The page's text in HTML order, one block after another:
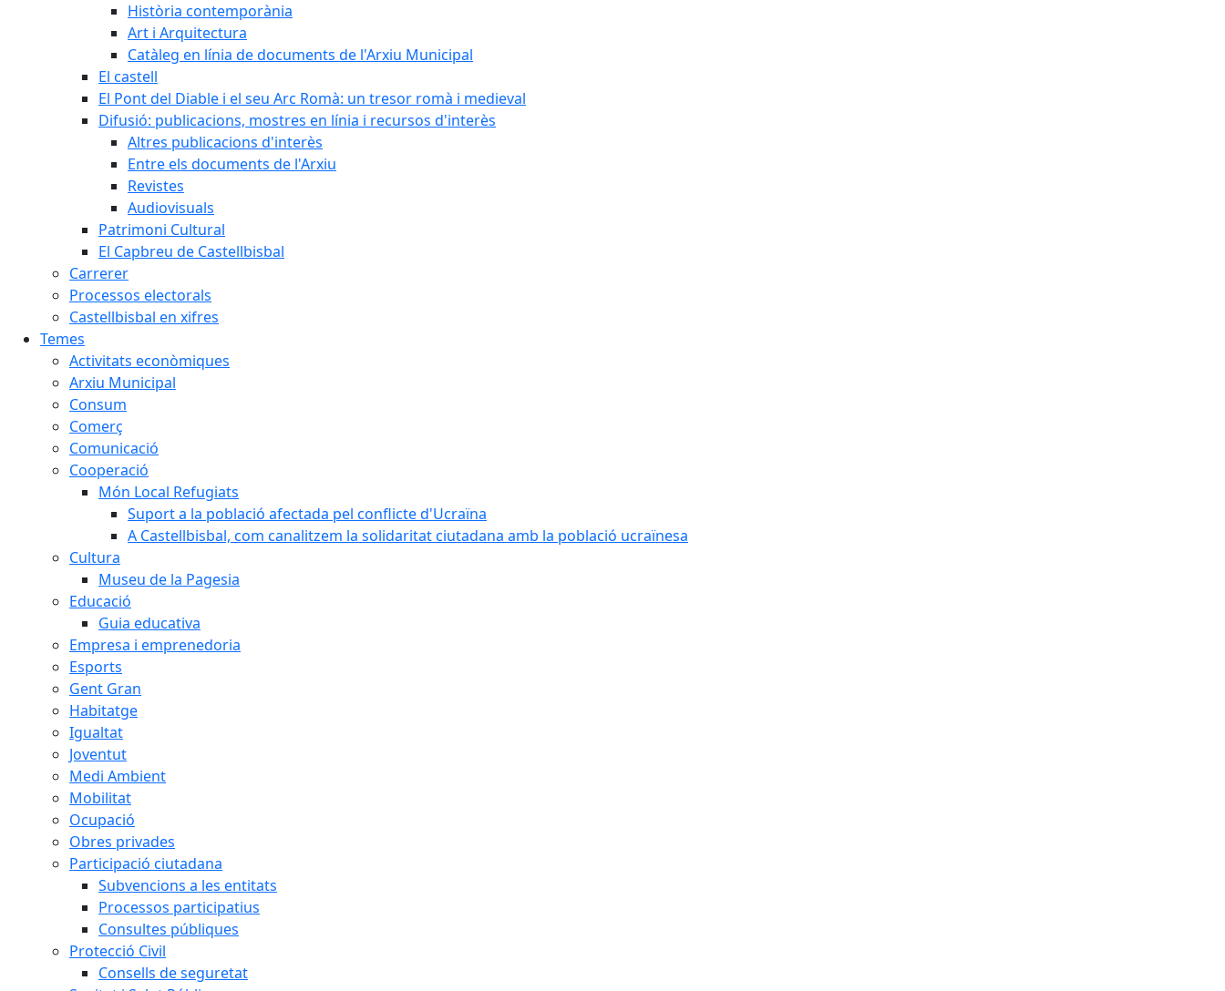
Història contemporània
Art i Arquitectura
Catàleg en línia de documents de l'Arxiu Municipal
El castell
El Pont del Diable i el seu Arc Romà: un tresor romà i medieval
Difusió: publicacions, mostres en línia i recursos d'interès
Altres publicacions d'interès
Entre els documents de l'Arxiu
Revistes
Audiovisuals
Patrimoni Cultural
El Capbreu de Castellbisbal
Carrerer
Processos electorals
Castellbisbal en xifres
Temes
Activitats econòmiques
Arxiu Municipal
Consum
Comerç
Comunicació
Cooperació
Món Local Refugiats
Suport a la població afectada pel conflicte d'Ucraïna
A Castellbisbal, com canalitzem la solidaritat ciutadana amb la població ucraïnesa
Cultura
Museu de la Pagesia
Educació
Guia educativa
Empresa i emprenedoria
Esports
Gent Gran
Habitatge
Igualtat
Joventut
Medi Ambient
Mobilitat
Ocupació
Obres privades
Participació ciutadana
Subvencions a les entitats
Processos participatius
Consultes públiques
Protecció Civil
Consells de seguretat